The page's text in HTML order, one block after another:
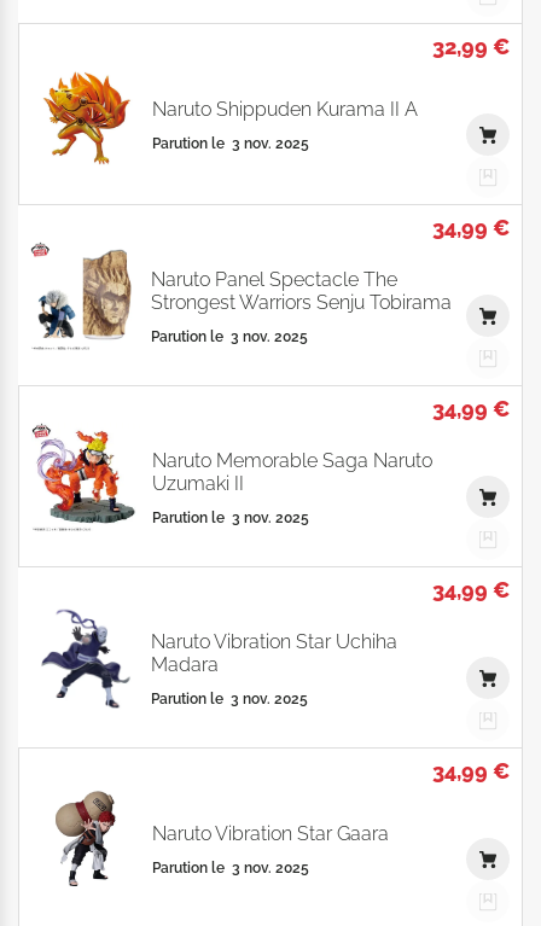
32,99 €
Naruto Shippuden Kurama II A
Parution le 3 nov. 2025
34,99 €
Naruto Panel Spectacle The
Strongest Warriors Senju Tobirama
Parution le 3 nov. 2025
34,99 €
Naruto Memorable Saga Naruto
Uzumaki II
Parution le 3 nov. 2025
34,99 €
Naruto Vibration Star Uchiha
Madara
Parution le 3 nov. 2025
34,99 €
Naruto Vibration Star Gaara
Parution le 3 nov. 2025